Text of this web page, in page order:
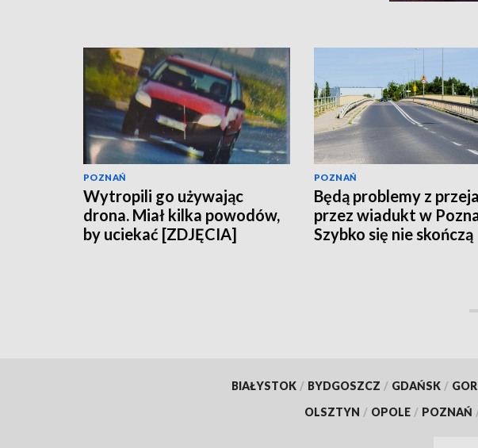
POZNAŃ
Wytropili go używając
drona. Miał kilka powodów,
by uciekać [ZDJĘCIA]
POZNAŃ
Będą problemy z
przez wiadukt w
Szybko się nie skończą
BIAŁYSTOK / BYDGOSZCZ / GDAŃSK /
OLSZTYN / OPOLE / POZNAŃ